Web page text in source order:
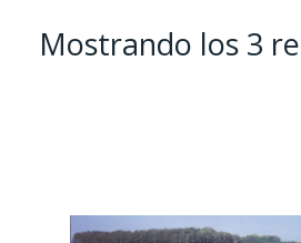
Mostrando los 3